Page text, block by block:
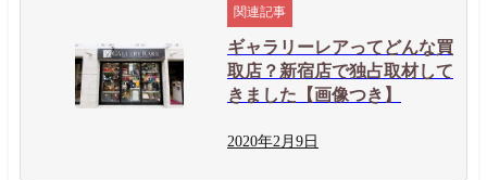
ギャラリーレアってどんな買
取店？新宿店で独占取材して
きました【画像つき】
2020年2月 9日